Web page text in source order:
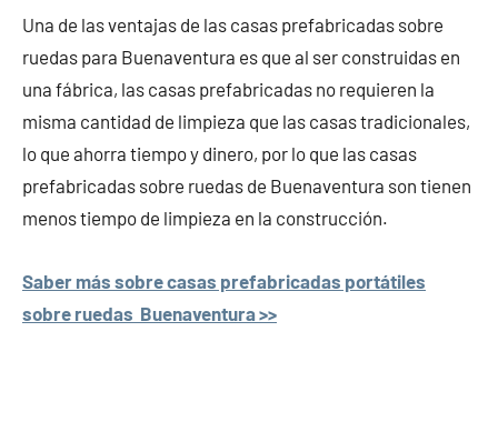
Una de las ventajas de las casas prefabricadas sobre
ruedas para Buenaventura es que al ser construidas en
una fábrica, las casas prefabricadas no requieren la
misma cantidad de limpieza que las casas tradicionales,
lo que ahorra tiempo y dinero, por lo que las casas
prefabricadas sobre ruedas de Buenaventura son tienen
menos tiempo de limpieza en la construcción.
Saber más sobre casas prefabricadas portátiles
sobre ruedas Buenaventura >>